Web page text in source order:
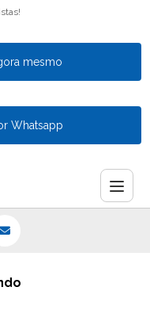
mesmo
Whatsapp
BANDO